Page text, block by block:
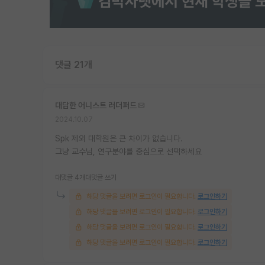
댓글 21개
대담한 어니스트 러더퍼드
Spk 제외 대학원은 큰 차이가 없습니다.
그냥 교수님, 연구분야를 중심으로 선택하세요
대댓글 4개 대댓글 쓰기
해당 댓글을 보려면 로그인이 필요합니다. 로그인하기
해당 댓글을 보려면 로그인이 필요합니다. 로그인하기
해당 댓글을 보려면 로그인이 필요합니다. 로그인하기
해당 댓글을 보려면 로그인이 필요합니다. 로그인하기